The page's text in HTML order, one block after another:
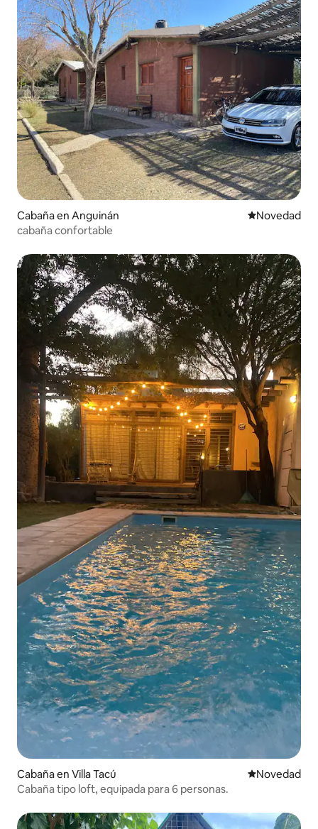
Cabaña en Anguinán Lugar para
Novedad
cabaña confortable
Cabaña en Villa Tacú Lugar para
Novedad
Cabaña tipo loft, equipada para 6 personas.